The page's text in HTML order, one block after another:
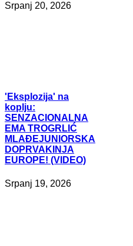
Srpanj 20, 2026
'Eksplozija' na
koplju:
SENZACIONALNA
EMA TROGRLIĆ
MLAĐEJUNIORSKA
DOPRVAKINJA
EUROPE! (VIDEO)
Srpanj 19, 2026